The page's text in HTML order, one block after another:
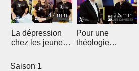
47 min
La dépression
chez les jeunes :
26 min
Pour une
théologie
Saison 1